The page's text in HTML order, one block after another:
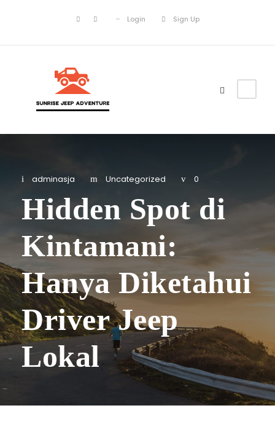
Login Sign Up
adminasja Uncategorized 0
Hidden Spot di
Kintamani:
Hanya Diketahui
Driver Jeep
Lokal